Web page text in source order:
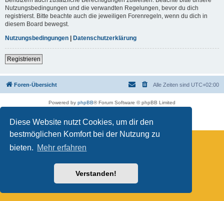
Diese Website nutzt Cookies, um dir den
bestmöglichen Komfort bei der Nutzung zu
bieten. Mehr erfahren
Verstanden!
Nutzungsbedingungen und die verwandten Regelungen, bevor du dich
registrierst. Bitte beachte auch die jeweiligen Forenregeln, wenn du dich in
diesem Board bewegst.
Nutzungsbedingungen | Datenschutzerklärung
Registrieren
Foren-Übersicht Alle Zeiten sind UTC+02:00
Powered by phpBB® Forum Software © phpBB Limited
Datenschutz|Nutzungsbedingungen